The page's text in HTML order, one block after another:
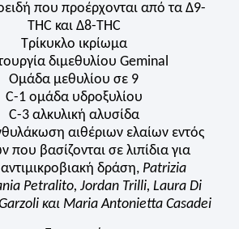
που προέρχονται από τα Δ9-
THC και Δ8-THC
Τρίκυκλο ικρίωμα
διμεθυλίου Geminal
Ομάδα μεθυλίου σε 9
C-1 ομάδα υδροξυλίου
C-3 αλκυλική αλυσίδα
αιθέριων ελαίων εντός
βασίζονται σε λιπίδια για
δράση, Patrizia
Petralito, Jordan Trilli, Laura Di
και Maria Antonietta Casadei